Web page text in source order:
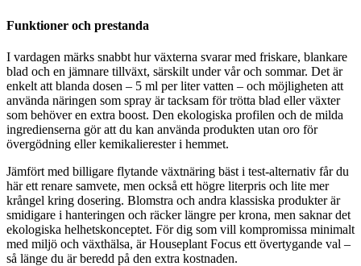
Funktioner och prestanda
I vardagen märks snabbt hur växterna svarar med friskare, blankare
blad och en jämnare tillväxt, särskilt under vår och sommar. Det är
enkelt att blanda dosen – 5 ml per liter vatten – och möjligheten att
använda näringen som spray är tacksam för trötta blad eller växter
som behöver en extra boost. Den ekologiska profilen och de milda
ingredienserna gör att du kan använda produkten utan oro för
övergödning eller kemikalierester i hemmet.
Jämfört med billigare flytande växtnäring bäst i test-alternativ får du
här ett renare samvete, men också ett högre literpris och lite mer
krångel kring dosering. Blomstra och andra klassiska produkter är
smidigare i hanteringen och räcker längre per krona, men saknar det
ekologiska helhetskonceptet. För dig som vill kompromissa minimalt
med miljö och växthälsa, är Houseplant Focus ett övertygande val –
så länge du är beredd på den extra kostnaden.